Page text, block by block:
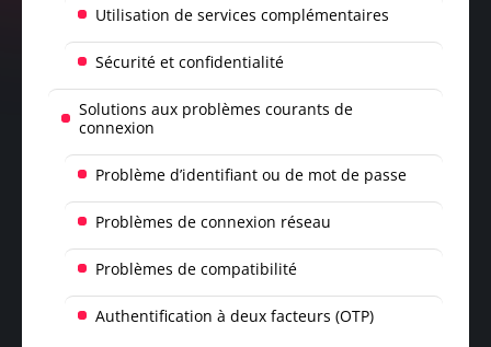
Utilisation de services complémentaires
Sécurité et confidentialité
Solutions aux problèmes courants de
connexion
Problème d’identifiant ou de mot de passe
Problèmes de connexion réseau
Problèmes de compatibilité
Authentification à deux facteurs (OTP)